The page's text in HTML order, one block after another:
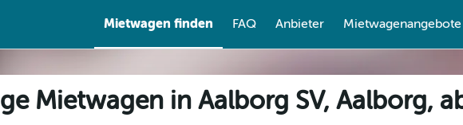
Mietwagen finden FAQ Anbieter Mietwagenangebote
Mietwagen in Aalborg SV, Aalborg,